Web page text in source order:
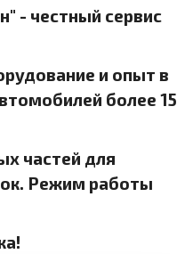
- честный сервис
и опыт в
более 15
частей для
Режим работы